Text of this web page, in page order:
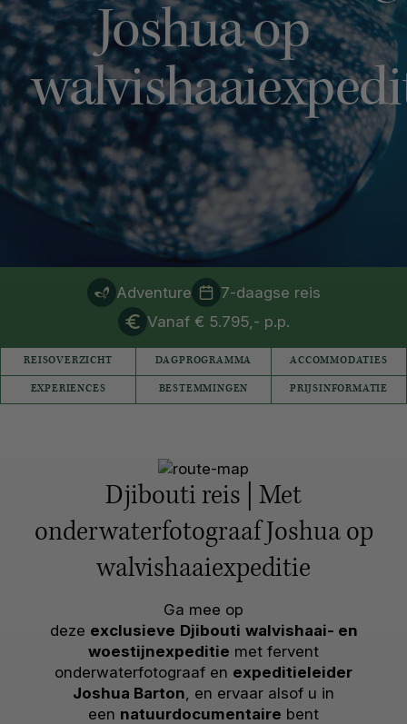
Joshua op
Adventure
7-daagse reis
Vanaf € 5.795,- p.p.
REISOVERZICHT DAGPROGRAMMA ACCOMMODATIES
EXPERIENCES BESTEMMINGEN PRIJSINFORMATIE
Djibouti reis | Met
onderwaterfotograaf Joshua op
walvishaaiexpeditie
Ga mee op
deze exclusieve Djibouti walvishaai- en
woestijnexpeditie met fervent
onderwaterfotograaf en expeditieleider
Joshua Barton, en ervaar alsof u in
een natuurdocumentaire bent